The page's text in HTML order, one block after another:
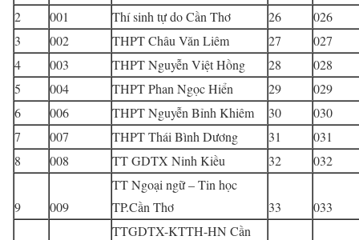
2
001 Thí sinh tự do Cần Thơ 26
026
3
002 THPT Châu Văn Liêm 27
027
4
003 THPT Nguyễn Việt Hồng 28
028
5
004 THPT Phan Ngọc Hiển 29
029
6
006 THPT Nguyễn Bỉnh Khiêm 30
030
7
007 THPT Thái Bình Dương 31
031
8
008 TT GDTX Ninh Kiều 32 032
9 009
TT Ngoại ngữ – Tin học
TP.Cần Thơ
33 033
TTGDTX-KTTH-HN Cần